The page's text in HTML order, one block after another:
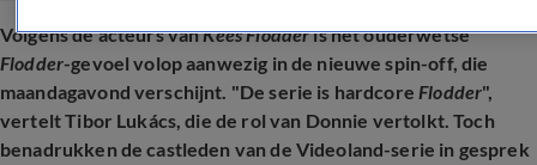
Volgens de acteurs vanKees Flodderis het ouderwetse
Flodder-gevoel volop aanwezig in de nieuwe spin-off, die
maandagavond verschijnt. "De serie is hardcoreFlodder",
vertelt Tibor Lukács, die de rol van Donnie vertolkt. Toch
benadrukken de castleden van de Videoland-serie in gesprek